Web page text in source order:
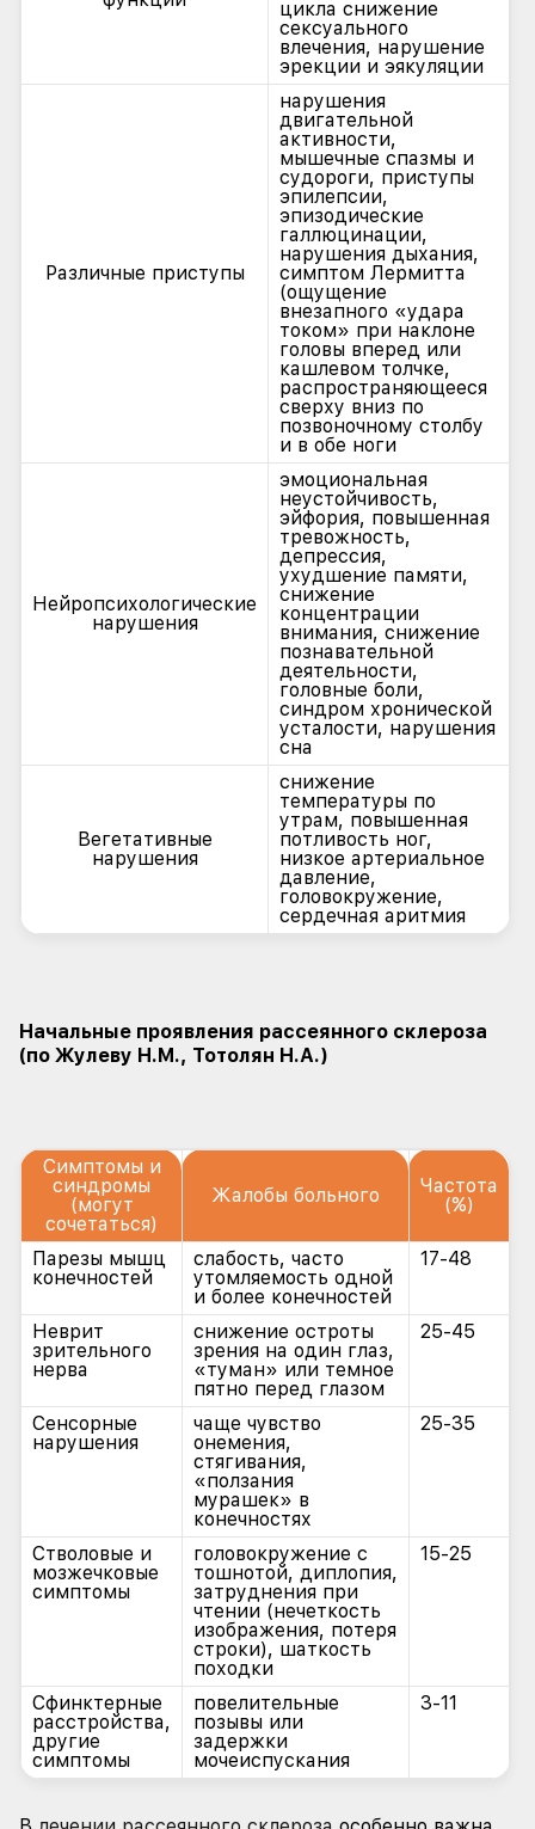
цикла снижение
сексуального
влечения, нарушение
эрекции и эякуляции
Различные приступы
нарушения
двигательной
активности,
мышечные спазмы и
судороги, приступы
эпилепсии,
эпизодические
галлюцинации,
нарушения дыхания,
симптом Лермитта
(ощущение
внезапного «удара
током» при наклоне
головы вперед или
кашлевом толчке,
распространяющееся
сверху вниз по
позвоночному столбу
и в обе ноги
Нейропсихологические
нарушения
эмоциональная
неустойчивость,
эйфория, повышенная
тревожность,
депрессия,
ухудшение памяти,
снижение
концентрации
внимания, снижение
познавательной
деятельности,
головные боли,
синдром хронической
усталости, нарушения
сна
Вегетативные
нарушения
снижение
температуры по
утрам, повышенная
потливость ног,
низкое артериальное
давление,
головокружение,
сердечная аритмия
Начальные проявления рассеянного склероза
(по Жулеву Н.М., Тотолян Н.А.)
Симптомы и
синдромы
(могут
сочетаться)
Жалобы больного
Частота
(%)
Парезы мышц
конечностей
слабость, часто
утомляемость одной
и более конечностей
17-48
Неврит
зрительного
нерва
снижение остроты
зрения на один глаз,
«туман» или темное
пятно перед глазом
25-45
Сенсорные
нарушения
чаще чувство
онемения,
стягивания,
«ползания
мурашек» в
конечностях
25-35
Стволовые и
мозжечковые
симптомы
головокружение с
тошнотой, диплопия,
затруднения при
чтении (нечеткость
изображения, потеря
строки), шаткость
походки
15-25
Сфинктерные
расстройства,
другие
симптомы
повелительные
позывы или
задержки
мочеиспускания
3-11